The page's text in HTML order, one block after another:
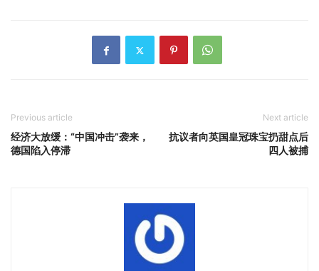
Previous article
经济大放缓：“中国冲击”袭来，
德国陷入停滞
Next article
抗议者向英国皇冠珠宝扔甜点后
四人被捕